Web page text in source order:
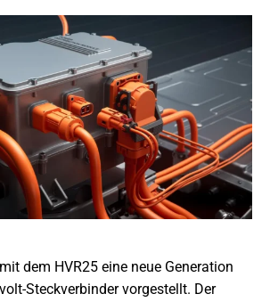
dem HVR25 eine neue Generation
Steckverbinder vorgestellt. Der